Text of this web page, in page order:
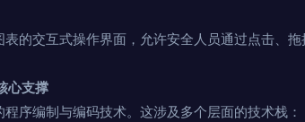
表的交互式操作界面，允许安全人员通过点击、
心支撑
序编制与编码技术。这涉及多个层面的技术栈：